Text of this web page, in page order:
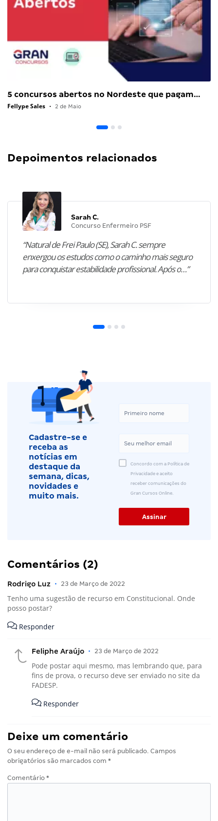
5 concursos abertos no Nordeste que pagam…
Fellype Sales • 2 de Maio
Depoimentos relacionados
Sarah C.
Concurso Enfermeiro PSF
“Natural de Frei Paulo (SE), Sarah C. sempre
enxergou os estudos como o caminho mais seguro
para conquistar estabilidade profissional. Após o…”
Cadastre-se e
receba as
notícias em
destaque da
semana, dicas,
novidades e
muito mais.
Concordo com a Política de
Privacidade e aceito
receber comunicações do
Gran Cursos Online.
Comentários (2)
Rodrigo Luz • 23 de Março de 2022
Tenho uma sugestão de recurso em Constitucional. Onde
posso postar?
Responder
Feliphe Araújo • 23 de Março de 2022
Pode postar aqui mesmo, mas lembrando que, para
fins de prova, o recurso deve ser enviado no site da
FADESP.
Responder
Deixe um comentário
O seu endereço de e-mail não será publicado. Campos
obrigatórios são marcados com *
Comentário *